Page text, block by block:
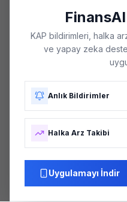
FinansAI
KAP bildirimleri, halka
ve yapay zeka
Anlık Bildirimler
Halka Arz Takibi
Uygulamayı İndir